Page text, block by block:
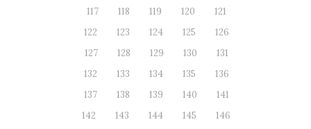
117
118 119 120
121
122
123 124 125
126
127
128 129 130
131
132
133 134 135
136
137
138 139 140
141
142
143 144 145
146